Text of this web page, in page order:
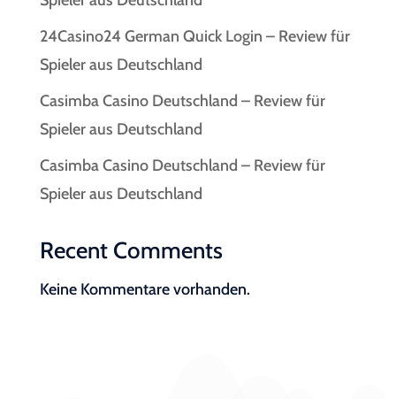
24Casino24 German Quick Login – Review für
Spieler aus Deutschland
Casimba Casino Deutschland – Review für
Spieler aus Deutschland
Casimba Casino Deutschland – Review für
Spieler aus Deutschland
Recent Comments
Keine Kommentare vorhanden.